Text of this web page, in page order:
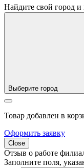
Найдите свой город
Выберите город
Товар добавлен в
Оформить заявку
Close
Отзыв о работе
Заполните поля,